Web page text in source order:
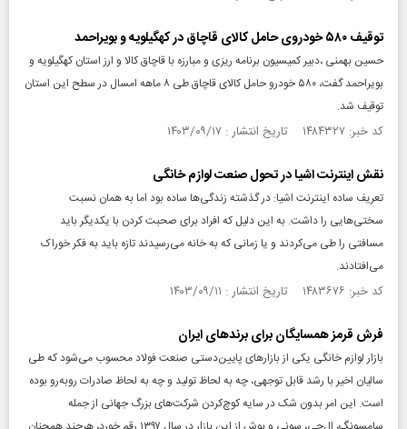
توقیف ۵۸۰ خودروی حامل کالای قاچاق در کهگیلویه و بویراحمد
حسین بهمنی ،دبیر کمیسیون برنامه ریزی و مبارزه با قاچاق کالا و ارز استان کهگیلویه و
بویراحمد گفت، ۵۸۰ خودرو حامل کالای قاچاق طی ۸ ماهه امسال در سطح این استان
توقیف شد.
کد خبر: ۱۴۸۴۳۲۷ تاریخ انتشار : ۱۴۰۳/۰۹/۱۷
نقش اینترنت اشیا در تحول صنعت لوازم خانگی
تعریف ساده اینترنت اشیا: در گذشته زندگی‌ها ساده بود اما به همان نسبت
سختی‌هایی را داشت. به این دلیل که افراد برای صحبت کردن با یکدیگر باید
مسافتی را طی می‌کردند و یا زمانی که به خانه می‌رسیدند تازه باید به فکر خوراک
می‌افتادند.
کد خبر: ۱۴۸۳۶۷۶ تاریخ انتشار : ۱۴۰۳/۰۹/۱۱
فرش قرمز همسایگان برای برند‌های ایران‌
بازار لوازم خانگی یکی از بازارهای پایین‌دستی صنعت فولاد محسوب می‌شود که طی
سالیان اخیر با رشد قابل توجهی، چه به لحاظ تولید و چه به لحاظ صادرات روبه‌رو بوده
است. این امر بدون شک در سایه کوچ‌کردن شرکت‌های بزرگ جهانی از جمله